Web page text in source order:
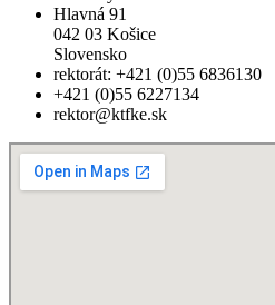
Hlavná 91
042 03 Košice
Slovensko
rektorát: +421 (0)55 6836130
+421 (0)55 6227134
rektor@ktfke.sk